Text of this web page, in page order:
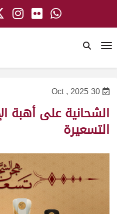
30 Oct , 2025
الشحانية على أهبة
التسعيرة